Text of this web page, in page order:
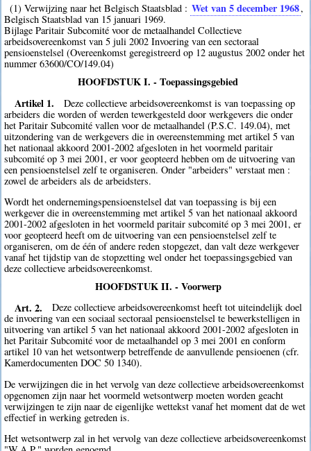
(1) Verwijzing naar het Belgisch Staatsblad : Wet van 5 december 1968,
Belgisch Staatsblad van 15 januari 1969.
Bijlage Paritair Subcomité voor de metaalhandel Collectieve
arbeidsovereenkomst van 5 juli 2002 Invoering van een sectoraal
pensioenstelsel (Overeenkomst geregistreerd op 12 augustus 2002 onder het
nummer 63600/CO/149.04)
HOOFDSTUK I. - Toepassingsgebied
Artikel 1.
Deze collectieve arbeidsovereenkomst is van toepassing op
arbeiders die worden of werden tewerkgesteld door werkgevers die onder
het Paritair Subcomité vallen voor de metaalhandel (P.S.C. 149.04), met
uitzondering van de werkgevers die in overeenstemming met artikel 5 van
het nationaal akkoord 2001-2002 afgesloten in het voormeld paritair
subcomité op 3 mei 2001, er voor geopteerd hebben om de uitvoering van
een pensioenstelsel zelf te organiseren. Onder "arbeiders" verstaat men :
zowel de arbeiders als de arbeidsters.
Wordt het ondernemingspensioenstelsel dat van toepassing is bij een
werkgever die in overeenstemming met artikel 5 van het nationaal akkoord
2001-2002 afgesloten in het voormeld paritair subcomité op 3 mei 2001, er
voor geopteerd heeft om de uitvoering van een pensioenstelsel zelf te
organiseren, om de één of andere reden stopgezet, dan valt deze werkgever
vanaf het tijdstip van de stopzetting wel onder het toepassingsgebied van
deze collectieve arbeidsovereenkomst.
HOOFDSTUK II. - Voorwerp
Art. 2.
Deze collectieve arbeidsovereenkomst heeft tot uiteindelijk doel
de invoering van een sociaal sectoraal pensioenstelsel te bewerkstelligen in
uitvoering van artikel 5 van het nationaal akkoord 2001-2002 afgesloten in
het Paritair Subcomité voor de metaalhandel op 3 mei 2001 en conform
artikel 10 van het wetsontwerp betreffende de aanvullende pensioenen (cfr.
Kamerdocumenten DOC 50 1340).
De verwijzingen die in het vervolg van deze collectieve arbeidsovereenkomst
opgenomen zijn naar het voormeld wetsontwerp moeten worden geacht
verwijzingen te zijn naar de eigenlijke wettekst vanaf het moment dat de wet
effectief in werking getreden is.
Het wetsontwerp zal in het vervolg van deze collectieve arbeidsovereenkomst